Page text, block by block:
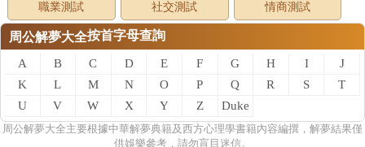
職業測試 社交測試 情商測試
周公解夢大全按首字母查詢
A B C D E F G H I
J
K
L M N O P Q R S
T
U
V W X Y Z
Duke
of
周公解夢大全主要根據中華解夢典籍及西方心理學書籍內容編撰，解夢結果僅
供娛樂參考，請勿盲目迷信。